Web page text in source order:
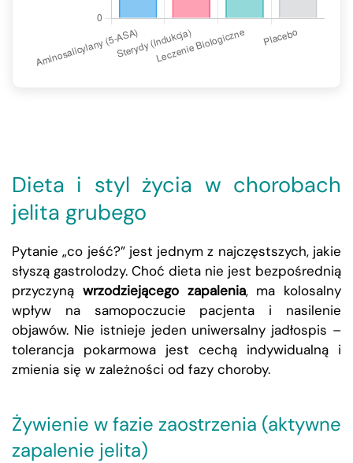
Dieta i styl życia w chorobach
jelita grubego
Pytanie „co jeść?” jest jednym z najczęstszych, jakie
słyszą gastrolodzy. Choć dieta nie jest bezpośrednią
przyczyną wrzodziejącego zapalenia, ma kolosalny
wpływ na samopoczucie pacjenta i nasilenie
objawów. Nie istnieje jeden uniwersalny jadłospis –
tolerancja pokarmowa jest cechą indywidualną i
zmienia się w zależności od fazy choroby.
Żywienie w fazie zaostrzenia (aktywne
zapalenie jelita)